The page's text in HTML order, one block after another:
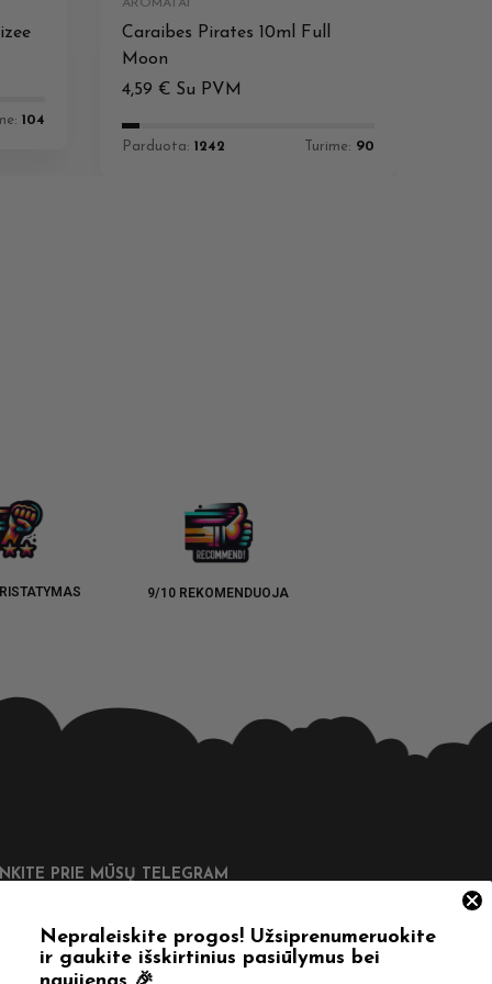
104
AROMATAI
Caraibes Pirates 10ml Full
Moon
4,59 € Su PVM
Parduota: 1242 Turime: 90
9/10 REKOMENDUOJA
PRIE MŪSŲ TELEGRAM
Nepraleiskite progos! Užsiprenumeruokite
ir gaukite išskirtinius pasiūlymus bei